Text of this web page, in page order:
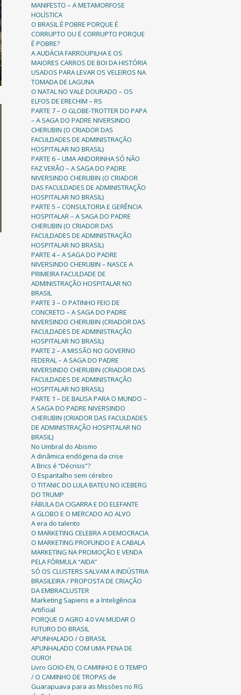
MANIFESTO – A METAMORFOSE
HOLÍSTICA
O BRASIL É POBRE PORQUE É
CORRUPTO OU É CORRUPTO PORQUE
É POBRE?
A AUDÁCIA FARROUPILHA E OS
MAIORES CARROS DE BOI DA HISTÓRIA
USADOS PARA LEVAR OS VELEIROS NA
TOMADA DE LAGUNA
O NATAL NO VALE DOURADO – OS
ELFOS DE ERECHIM – RS
PARTE 7 – O GLOBE-TROTTER DO PAPA
– A SAGA DO PADRE NIVERSINDO
CHERUBIN (O CRIADOR DAS
FACULDADES DE ADMINISTRAÇÃO
HOSPITALAR NO BRASIL)
PARTE 6 – UMA ANDORINHA SÓ NÃO
FAZ VERÃO – A SAGA DO PADRE
NIVERSINDO CHERUBIN (O CRIADOR
DAS FACULDADES DE ADMINISTRAÇÃO
HOSPITALAR NO BRASIL)
PARTE 5 – CONSULTORIA E GERÊNCIA
HOSPITALAR – A SAGA DO PADRE
CHERUBIN (O CRIADOR DAS
FACULDADES DE ADMINISTRAÇÃO
HOSPITALAR NO BRASIL)
PARTE 4 – A SAGA DO PADRE
NIVERSINDO CHERUBIN – NASCE A
PRIMEIRA FACULDADE DE
ADMINISTRAÇÃO HOSPITALAR NO
BRASIL
PARTE 3 – O PATINHO FEIO DE
CONCRETO – A SAGA DO PADRE
NIVERSINDO CHERUBIN (CRIADOR DAS
FACULDADES DE ADMINISTRAÇÃO
HOSPITALAR NO BRASIL)
PARTE 2 – A MISSÃO NO GOVERNO
FEDERAL – A SAGA DO PADRE
NIVERSINDO CHERUBIN (CRIADOR DAS
FACULDADES DE ADMINISTRAÇÃO
HOSPITALAR NO BRASIL)
PARTE 1 – DE BALISA PARA O MUNDO –
A SAGA DO PADRE NIVERSINDO
CHERUBIN (CRIADOR DAS FACULDADES
DE ADMINISTRAÇÃO HOSPITALAR NO
BRASIL)
No Umbral do Abismo
A dinâmica endógena da crise
A Brics é “Décrisis”?
O Espantalho sem cérebro
O TITANIC DO LULA BATEU NO ICEBERG
DO TRUMP
FÁBULA DA CIGARRA E DO ELEFANTE
A GLOBO E O MERCADO AO ALVO
A era do talento
O MARKETING CELEBRA A DEMOCRACIA
O MARKETING PROFUNDO E A CABALA
MARKETING NA PROMOÇÃO E VENDA
PELA FÓRMULA “AIDA”
SÓ OS CLUSTERS SALVAM A INDÚSTRIA
BRASILEIRA / PROPOSTA DE CRIAÇÃO
DA EMBRACLUSTER
Marketing Sapiens e a Inteligência
Artificial
PORQUE O AGRO 4.0 VAI MUDAR O
FUTURO DO BRASIL
APUNHALADO / O BRASIL
APUNHALADO COM UMA PENA DE
OURO!
Livro GOIO-EN, O CAMINHO E O TEMPO
/ O CAMINHO DE TROPAS de
Guarapuava para as Missões no RG